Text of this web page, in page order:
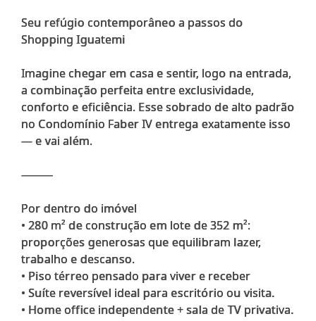
Seu refúgio contemporâneo a passos do
Shopping Iguatemi
Imagine chegar em casa e sentir, logo na entrada,
a combinação perfeita entre exclusividade,
conforto e eficiência. Esse sobrado de alto padrão
no Condomínio Faber IV entrega exatamente isso
— e vai além.
⸻
Por dentro do imóvel
• 280 m² de construção em lote de 352 m²:
proporções generosas que equilibram lazer,
trabalho e descanso.
• Piso térreo pensado para viver e receber
• Suíte reversível ideal para escritório ou visita.
• Home office independente + sala de TV privativa.